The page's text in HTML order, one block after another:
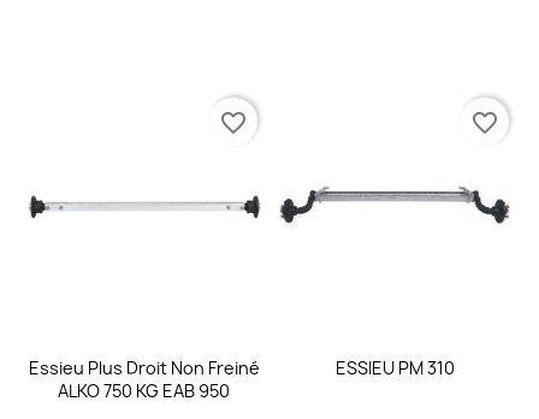
Essieu Plus Droit Non Freiné
ALKO 750 KG EAB 950
favorite_border
ESSIEU PM 310
favorite_border